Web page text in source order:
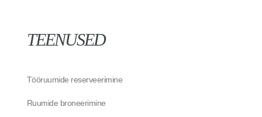
TEENUSED
Tööruumide reserveerimine
Ruumide broneerimine